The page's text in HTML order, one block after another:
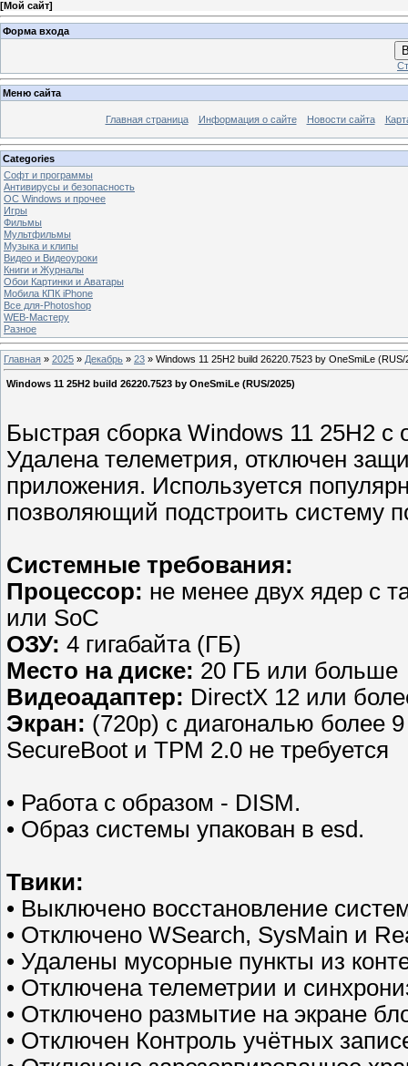
[Мой сайт]
Форма входа
Меню сайта
Главная страница Информация о сайте Новости сайта
Categories
Софт и программы
Антивирусы и безопасность
OC Windows и прочее
Игры
Фильмы
Мультфильмы
Музыка и клипы
Видео и Видеоуроки
Книги и Журналы
Обои Картинки и Аватары
Мобила КПК iPhone
Все для-Photoshop
WEB-Мастеру
Разное
Главная » 2025 » Декабрь » 23 » Windows 11 25H2 build 26220.7523 by OneSmiLe (RUS/
Windows 11 25H2 build 26220.7523 by OneSmiLe (RUS/2025)
Быстрая сборка Windows 11 25H2 с
Удалена телеметрия, отключен
приложения. Используется
позволяющий подстроить систему
Системные требования:
Процессор: не менее двух ядер с
или SoC
ОЗУ: 4 гигабайта (ГБ)
Место на диске: 20 ГБ или больше
Видеоадаптер: DirectX 12 или
Экран: (720p) с диагональю более
SecureBoot и TPM 2.0 не требуется
• Работа с образом - DISM.
• Образ системы упакован в esd.
Твики:
• Выключено восстановление
• Отключено WSearch, SysMain и
• Удалены мусорные пункты из
• Отключена телеметрии и
• Отключено размытие на экране
• Отключен Контроль учётных